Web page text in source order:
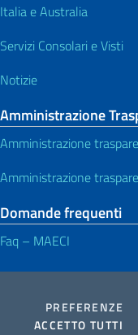
PREFERENZE
ACCETTO TUTTI
Italia e Australia
Servizi Consolari e Visti
Notizie
Amministrazione
Amministrazione
Amministrazione
Domande frequenti
Faq – MAECI
degli Affari Esteri